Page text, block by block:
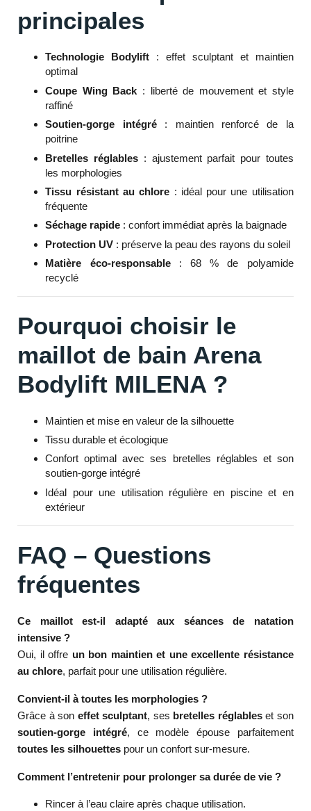
principales
Technologie Bodylift : effet sculptant et maintien
optimal
Coupe Wing Back : liberté de mouvement et style
raffiné
Soutien-gorge intégré: maintien renforcé de la
poitrine
Bretelles réglables : ajustement parfait pour toutes
les morphologies
Tissu résistant au chlore : idéal pour une utilisation
fréquente
Séchage rapide : confort immédiat après la baignade
Protection UV : préserve la peau des rayons du soleil
Matière éco-responsable: 68 % de polyamide
recyclé
Pourquoi choisir le
maillot de bain Arena
Bodylift MILENA ?
Maintien et mise en valeur de la silhouette
Tissu durable et écologique
Confort optimal avec ses bretelles réglables et son
soutien-gorge intégré
Idéal pour une utilisation régulière en piscine et en
extérieur
FAQ – Questions
fréquentes
Ce maillot est-il adapté aux séances de natation
intensive ?
Oui, il offre un bon maintien et une excellente résistance
au chlore, parfait pour une utilisation régulière.
Convient-il à toutes les morphologies ?
Grâce à son effet sculptant, ses bretelles réglableset son
soutien-gorge intégré, ce modèle épouse parfaitement
toutes les silhouettes pour un confort sur-mesure.
Comment l’entretenir pour prolonger sa durée de vie ?
Rincer à l’eau claire après chaque utilisation.